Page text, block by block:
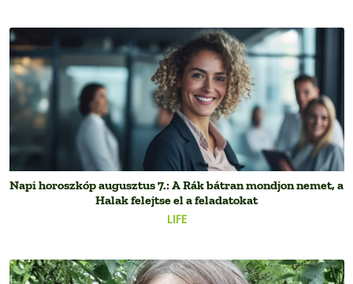
LIFE
Napi horoszkóp augusztus 7.: A Rák bátran mondjon nemet, a
Halak felejtse el a feladatokat